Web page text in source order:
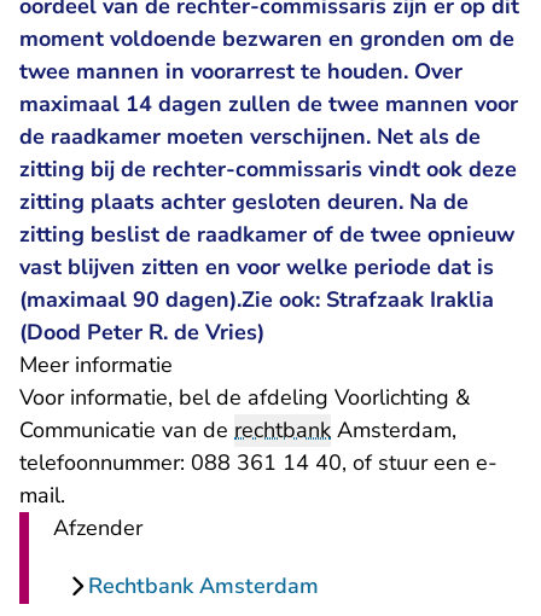
oordeel van de rechter-commissaris zijn er op dit
moment voldoende bezwaren en gronden om de
twee mannen in voorarrest te houden. Over
maximaal 14 dagen zullen de twee mannen voor
de raadkamer moeten verschijnen. Net als de
zitting bij de rechter-commissaris vindt ook deze
zitting plaats achter gesloten deuren. Na de
zitting beslist de raadkamer of de twee opnieuw
vast blijven zitten en voor welke periode dat is
(maximaal 90 dagen).Zie ook: Strafzaak Iraklia
(Dood Peter R. de Vries)
Meer informatie
Voor informatie, bel de afdeling Voorlichting &
Communicatie van de rechtbank Amsterdam,
telefoonnummer: 088 361 14 40, of stuur een e-
mail- U verlaat Rechtspraak.nl
.
Afzender
Rechtbank Amsterdam